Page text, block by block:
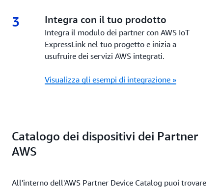
3 3.
Integra con il tuo prodotto
Integra il modulo dei partner con AWS IoT
ExpressLink nel tuo progetto e inizia a
usufruire dei servizi AWS integrati.
Visualizza gli esempi di integrazione »
Catalogo dei dispositivi dei Partner
AWS
All'interno dell'AWS Partner Device Catalog puoi trovare